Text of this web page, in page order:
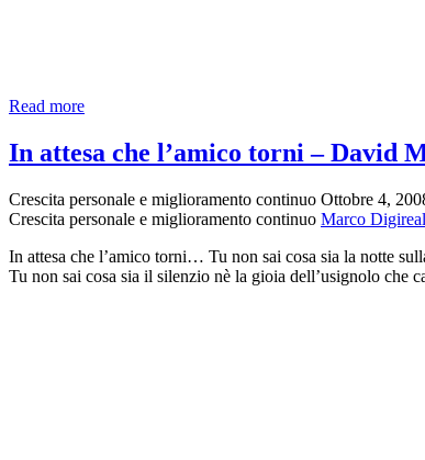
Read moreHai
amico
–
King
In attesa che l’amico torni – David
Crescita personale e miglioramento continuo Ottobre 4,
Crescita personale e miglioramento continuo Marco
In attesa che l’amico torni… Tu non sai cosa sia la notte
Tu non sai cosa sia il silenzio nè la gioia dell’usignolo che